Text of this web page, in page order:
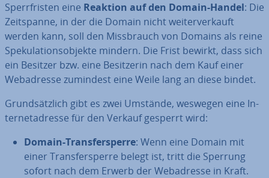
Sperr­fris­ten eine Reaktion auf den Domain-Handel: Die
Zeit­span­ne, in der die Domain nicht wei­ter­ver­kauft
werden kann, soll den Miss­brauch von Domains als reine
Spe­ku­la­ti­ons­ob­jek­te mindern. Die Frist bewirkt, dass sich
ein Besitzer bzw. eine Be­sit­ze­rin nach dem Kauf einer
Web­adres­se zumindest eine Weile lang an diese bindet.
Grund­sätz­lich gibt es zwei Umstände, weswegen eine In­
ter­net­adres­se für den Verkauf gesperrt wird:
Domain-Trans­fer­sper­re: Wenn eine Domain mit
einer Trans­fer­sper­re belegt ist, tritt die Sperrung
sofort nach dem Erwerb der Web­adres­se in Kraft.